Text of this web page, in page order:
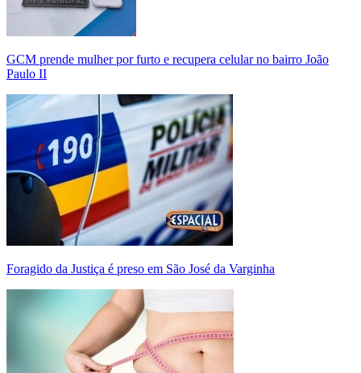
GCM prende mulher por furto e recupera celular no bairro João
Paulo II
Foragido da Justiça é preso em São José da Varginha